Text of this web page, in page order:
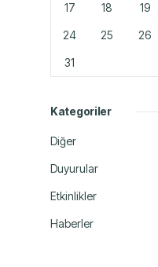
17 18 19
24 25 26
31
Kategoriler
Diğer
Duyurular
Etkinlikler
Haberler